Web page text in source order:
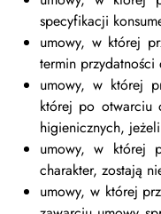
specyfikacji
umowy, w której
termin przydatności
umowy, w której
której po otwarciu
higienicznych,
umowy, w której
charakter, zostają
umowy, w której